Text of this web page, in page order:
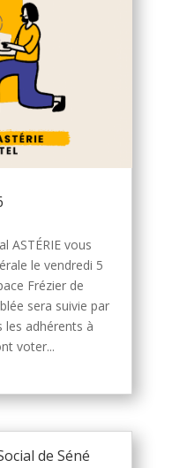
ASTÉRIE vous
le vendredi 5
Frézier de
sera suivie par
les adhérents à
voter...
de Séné